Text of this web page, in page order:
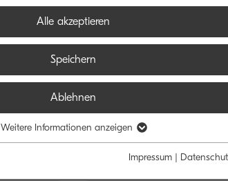
Farbe
Funktion:
Alle Scan
Alle akzeptieren
Speichern
Ablehnen
Weitere Informationen anzeigen
Impressum |